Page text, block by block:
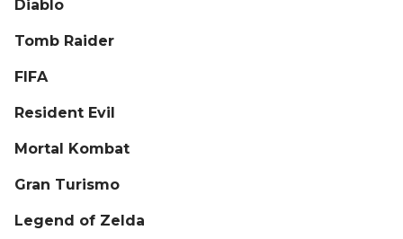
Diablo
Tomb Raider
FIFA
Resident Evil
Mortal Kombat
Gran Turismo
Legend of Zelda